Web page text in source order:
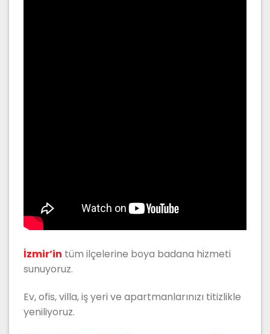
İzmir’in tüm ilçelerine boya badana hizmeti
sunuyoruz.
Ev, ofis, villa, iş yeri ve apartmanlarınızı titizlikle
yeniliyoruz.